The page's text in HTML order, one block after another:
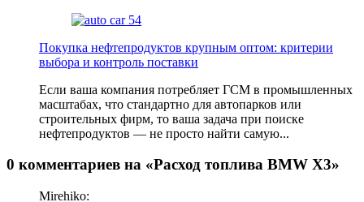
Покупка нефтепродуктов крупным оптом: критерии
выбора и контроль поставки
Если ваша компания потребляет ГСМ в промышленных
масштабах, что стандартно для автопарков или
строительных фирм, то ваша задача при поиске
нефтепродуктов — не просто найти самую...
0 комментариев на «Расход топлива BMW X3»
Mirehiko: